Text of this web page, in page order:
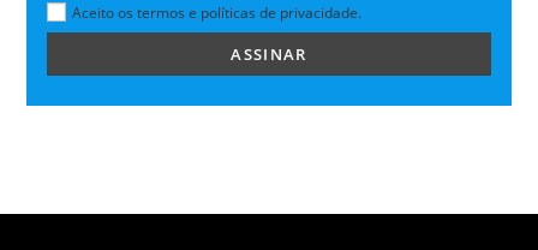
Aceito os termos e políticas de privacidade.